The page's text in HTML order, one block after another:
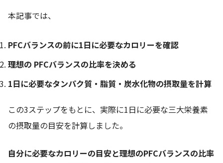
本記事では、
PFCバランスの前に1日に必要なカロリーを確認
理想の PFCバランスの比率を決める
1日に必要なタンパク質・脂質・炭水化物の摂取量を計算
この3ステップをもとに、実際に1日に必要な三大栄養素
の摂取量の目安を計算しました。
自分に必要なカロリーの目安と理想のPFCバランスの比率